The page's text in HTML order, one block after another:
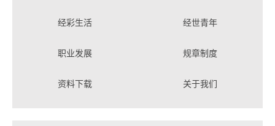
经彩生活 经世青年
职业发展 规章制度
资料下载 关于我们